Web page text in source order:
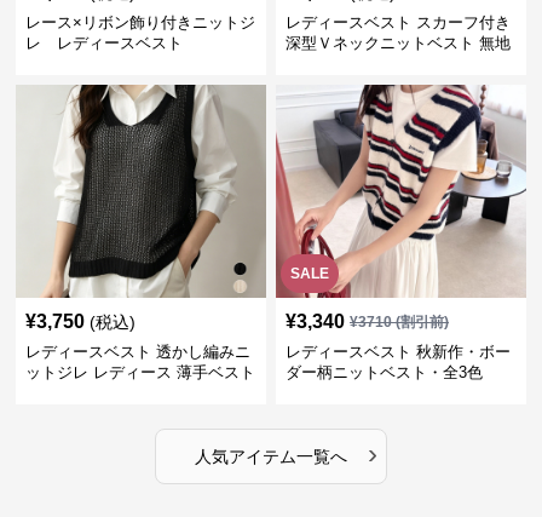
レース×リボン飾り付きニットジ
レ レディースベスト
レディースベスト スカーフ付き
深型Ｖネックニットベスト 無地
¥3,750 (税込)
レディースベスト 透かし編みニ
ットジレ レディース 薄手ベスト
SALE
¥3,340 ¥3710(割引前)
レディースベスト 秋新作・ボー
ダー柄ニットベスト・全3色
人気アイテム一覧へ ›